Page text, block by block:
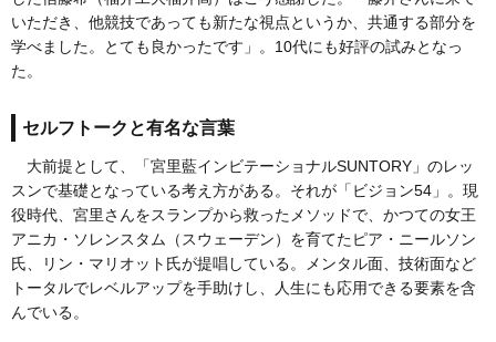
いただき、他競技であっても新たな視点というか、共通する部分を
学べました。とても良かったです」。10代にも好評の試みとなっ
た。
セルフトークと有名な言葉
大前提として、「宮里藍インビテーショナルSUNTORY」のレッ
スンで基礎となっている考え方がある。それが「ビジョン54」。現
役時代、宮里さんをスランプから救ったメソッドで、かつての女王
アニカ・ソレンスタム（スウェーデン）を育てたピア・ニールソン
氏、リン・マリオット氏が提唱している。メンタル面、技術面など
トータルでレベルアップを手助けし、人生にも応用できる要素を含
んでいる。